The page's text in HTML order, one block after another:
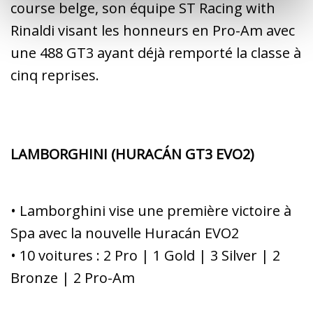
course belge, son équipe ST Racing with
Rinaldi visant les honneurs en Pro-Am avec
une 488 GT3 ayant déjà remporté la classe à
cinq reprises.
LAMBORGHINI (HURACÁN GT3 EVO2)
• Lamborghini vise une première victoire à
Spa avec la nouvelle Huracán EVO2
• 10 voitures : 2 Pro | 1 Gold | 3 Silver | 2
Bronze | 2 Pro-Am